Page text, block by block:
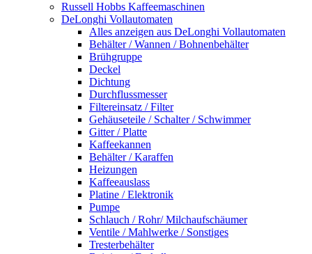
Russell Hobbs Kaffeemaschinen
DeLonghi Vollautomaten
Alles anzeigen aus DeLonghi Vollautomaten
Behälter / Wannen / Bohnenbehälter
Brühgruppe
Deckel
Dichtung
Durchflussmesser
Filtereinsatz / Filter
Gehäuseteile / Schalter / Schwimmer
Gitter / Platte
Kaffeekannen
Behälter / Karaffen
Heizungen
Kaffeeauslass
Platine / Elektronik
Pumpe
Schlauch / Rohr/ Milchaufschäumer
Ventile / Mahlwerke / Sonstiges
Tresterbehälter